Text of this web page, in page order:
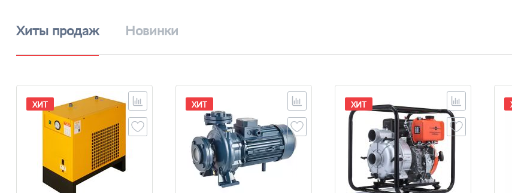
Хиты продаж Новинки
ХИТ ХИТ ХИТ